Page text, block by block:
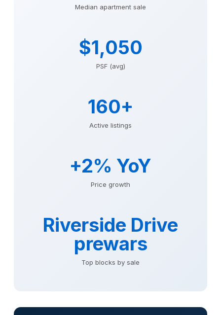
Median apartment sale
$1,050
PSF (avg)
160+
Active listings
+2% YoY
Price growth
Riverside Drive
prewars
Top blocks by sale